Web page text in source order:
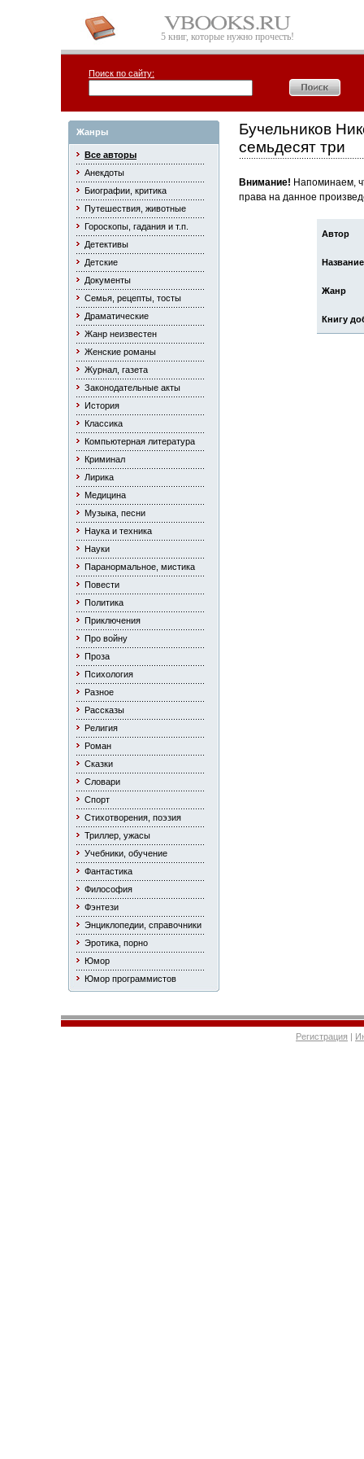
5 книг, которые нужно прочесть!
Поиск по сайту:
Жанры
Все авторы
Анекдоты
Биографии, критика
Путешествия, животные
Гороскопы, гадания и т.п.
Детективы
Детские
Документы
Семья, рецепты, тосты
Драматические
Жанр неизвестен
Женские романы
Журнал, газета
Законодательные акты
История
Классика
Компьютерная литература
Криминал
Лирика
Медицина
Музыка, песни
Наука и техника
Науки
Паранормальное, мистика
Повести
Политика
Приключения
Про войну
Проза
Психология
Разное
Рассказы
Религия
Роман
Сказки
Словари
Спорт
Стихотворения, поэзия
Триллер, ужасы
Учебники, обучение
Фантастика
Философия
Фэнтези
Энциклопедии, справочники
Эротика, порно
Юмор
Юмор программистов
Бучельников
семьдесят три
Внимание! Напоминаем,
права на данное
Автор
Название
Жанр
Книгу
Регистрация |